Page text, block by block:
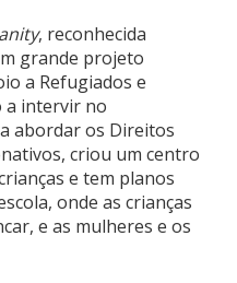
, reconhecida
grande projeto
a Refugiados e
a intervir no
abordar os Direitos
criou um centro
e tem planos
onde as crianças
e as mulheres e os